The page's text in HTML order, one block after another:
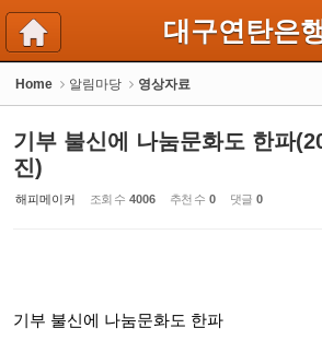
대구연탄은
Home 알림마당 영상자료
기부 불신에 나눔문화도 한파
진)
해피메이커 조회 수 4006 추천 수 0 댓글 0
기부 불신에 나눔문화도 한파